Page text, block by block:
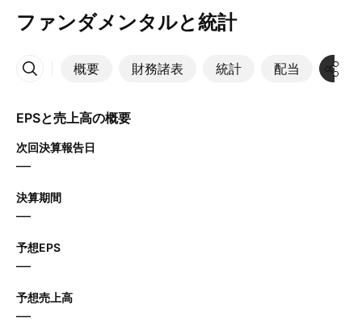
ファンダメンタルと統計
概要 財務諸表 統計 配当 決算
その他
EPSと売上高の概要
次回決算報告日
—
決算期間
—
予想EPS
—
予想売上高
—